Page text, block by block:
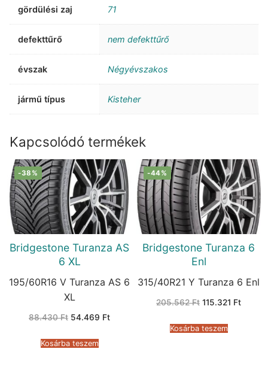
gördülési zaj 71
defekttűrő nem defekttűrő
évszak Négyévszakos
jármű típus Kisteher
Kapcsolódó termékek
-38%
Bridgestone Turanza AS
6 XL
195/60R16 V Turanza AS 6
XL
88.430Ft Original
88.430 Ft.
54.469 FtCurrent
Kosárba teszem
-44%
Bridgestone Turanza 6
Enl
315/40R21 Y Turanza 6 Enl
205.562Ft Original
205.562 Ft.
115.321 Ft
Kosárba teszem